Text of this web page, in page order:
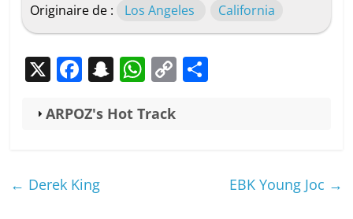
Originaire de : Los Angeles California
X F
c
o
S
a
W
at
C
ARPOZ's Hot Track
← Derek King EBK Young Joc →